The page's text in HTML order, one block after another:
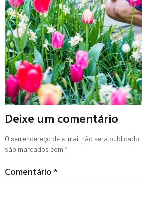
Deixe um comentário
O seu endereço de e-mail não será publicado.
são marcados com *
Comentário*